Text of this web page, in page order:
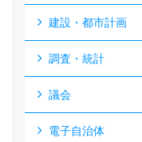
建設・都市計画
調査・統計
議会
電子自治体